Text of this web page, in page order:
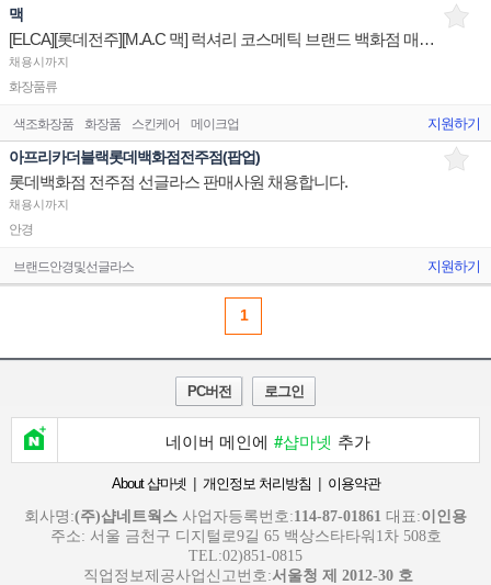
맥
[ELCA][롯데전주][M.A.C 맥] 럭셔리 코스메틱 브랜드 백화점 매장 직원 채용 색조
채용시까지
화장품류
색조화장품 화장품 스킨케어 메이크업 지원하기
아프리카더블랙롯데백화점전주점(팝업)
롯데백화점 전주점 선글라스 판매사원 채용합니다.
채용시까지
안경
브랜드안경및선글라스 지원하기
1
PC버전 로그인
네이버 메인에 #샵마넷 추가
About 샵마넷 | 개인정보 처리방침 | 이용약관
회사명:(주)샵네트웍스 사업자등록번호:114-87-01861 대표:이인용
주소: 서울 금천구 디지털로9길 65 백상스타타워1차 508호
TEL:02)851-0815
직업정보제공사업신고번호:서울청 제 2012-30 호